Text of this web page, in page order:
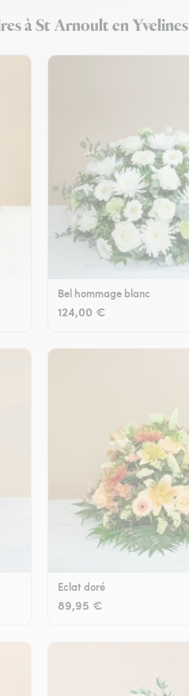
à St Arnoult en Yvelines
Bel hommage blanc
124,00 €
Eclat doré
89,95 €